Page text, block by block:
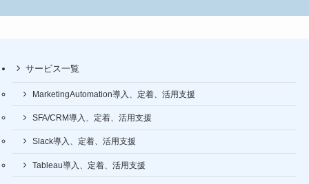
サービス一覧
MarketingAutomation導入、定着、活用支援
SFA/CRM導入、定着、活用支援
Slack導入、定着、活用支援
Tableau導入、定着、活用支援